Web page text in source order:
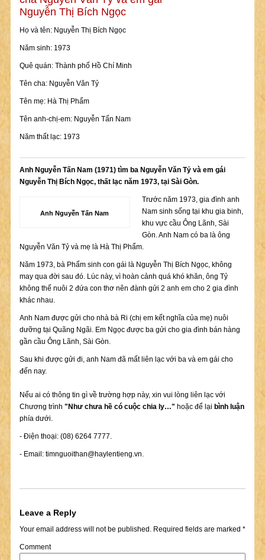
Nguyễn Thị Bích Ngọc
Họ và tên: Nguyễn Thị Bích Ngọc
Năm sinh: 1973
Quê quán: Thành phố Hồ Chí Minh
Tên cha: Nguyễn Văn Tỷ
Tên mẹ: Hà Thị Phẩm
Tên anh-chị-em: Nguyễn Tấn Nam
Năm thất lạc: 1973
Anh Nguyễn Tấn Nam (1971) tìm ba Nguyễn Văn Tỷ và em gái
Nguyễn Thị Bích Ngọc, thất lạc năm 1973, tại Sài Gòn.
Anh Nguyễn Tấn Nam
Trước năm 1973, gia đình anh
Nam sinh sống tại khu gia binh,
khu vực cầu Ông Lãnh, Sài
Gòn. Anh Nam có ba là ông
Nguyễn Văn Tỷ và mẹ là Hà Thị Phẩm.
Năm 1973, bà Phẩm sinh con gái là Nguyễn Thị Bích Ngọc, không
may qua đời sau đó. Lúc này, vì hoàn cảnh quá khó khăn, ông Tỷ
không thể nuôi 2 đứa con thơ nên đành gửi 2 anh em cho 2 gia đình
khác nhau.
Anh Nam được gửi cho nhà bà Ri (chị em kết nghĩa của mẹ) nuôi
dưỡng tại Quãng Ngãi. Em Ngọc được ba gửi cho gia đình bán hàng
gần cầu Ông Lãnh, Sài Gòn.
Sau khi được gửi đi, anh Nam đã mất liên lạc với ba và em gái cho
đến nay.
Nếu ai có thông tin gì về trường hợp này, xin vui lòng liên lạc với
Chương trình "Như chưa hề có cuộc chia ly…" hoặc để lại bình luận
phía dưới.
- Điện thoại: (08) 6264 7777.
- Email: timnguoithan@haylentieng.vn.
Leave a Reply
Your email address will not be published.Required fields are marked *
Comment